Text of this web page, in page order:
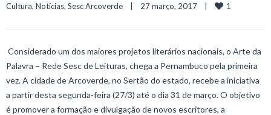
Cultura, Notícias, Sesc Arcoverde
    |    27 março, 2017    |
1
Considerado um dos maiores projetos literários nacionais, o Arte da
Palavra – Rede Sesc de Leituras, chega a Pernambuco pela primeira
vez. A cidade de Arcoverde, no Sertão do estado, recebe a iniciativa
a partir desta segunda-feira (27/3) até o dia 31 de março. O objetivo
é promover a formação e divulgação de novos escritores, a